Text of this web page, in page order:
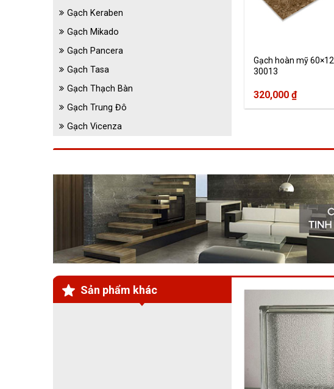
Gạch Keraben
Gạch Mikado
Gạch Pancera
Gạch Tasa
Gạch Thạch Bàn
Gạch Trung Đô
Gạch Vicenza
Gạch hoàn mỹ
30013
320,000 ₫
Sản phẩm khác